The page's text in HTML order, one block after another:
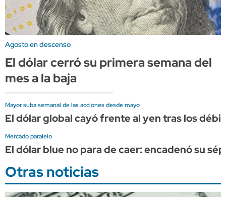
Agosto en descenso
El dólar cerró su primera semana del
mes a la baja
Mayor suba semanal de las acciones desde mayo
El dólar global cayó frente al yen tras los
Mercado paralelo
El dólar blue no para de caer: encadenó su
Otras noticias